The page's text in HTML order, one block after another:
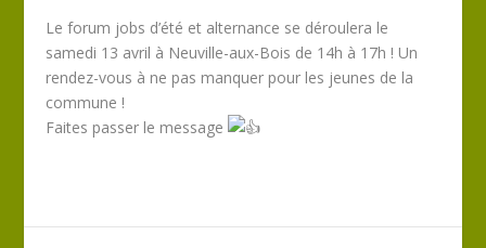
Le forum jobs d’été et alternance se déroulera le
samedi 13 avril à Neuville-aux-Bois de 14h à 17h ! Un
rendez-vous à ne pas manquer pour les jeunes de la
commune !
Faites passer le message